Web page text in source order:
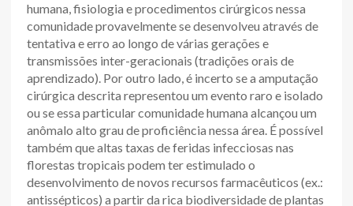
humana, fisiologia e procedimentos cirúrgicos nessa
comunidade provavelmente se desenvolveu através de
tentativa e erro ao longo de várias gerações e
transmissões inter-geracionais (tradições orais de
aprendizado). Por outro lado, é incerto se a amputação
cirúrgica descrita representou um evento raro e isolado
ou se essa particular comunidade humana alcançou um
anômalo alto grau de proficiência nessa área. É possível
também que altas taxas de feridas infecciosas nas
florestas tropicais podem ter estimulado o
desenvolvimento de novos recursos farmacêuticos (ex.:
antissépticos) a partir da rica biodiversidade de plantas